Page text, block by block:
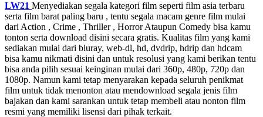
LW21 Menyediakan segala kategori film seperti film asia terbaru
serta film barat paling baru , tentu segala macam genre film mulai
dari Action , Crime , Thriller , Horror Ataupun Comedy bisa kamu
tonton serta download disini secara gratis. Kualitas film yang kami
sediakan mulai dari bluray, web-dl, hd, dvdrip, hdrip dan hdcam
bisa kamu nikmati disini dan untuk resolusi yang kami berikan tentu
bisa anda pilih sesuai keinginan mulai dari 360p, 480p, 720p dan
1080p. Namun kami tetap menyarakan kepada seluruh penikmat
film untuk tidak menonton atau mendownload segala jenis film
bajakan dan kami sarankan untuk tetap membeli atau nonton film
resmi yang memiliki lisensi dari pihak terkait.